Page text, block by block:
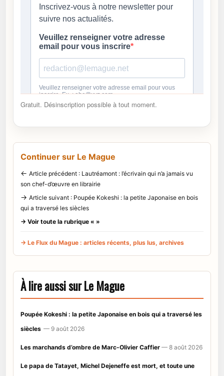
Gratuit. Désinscription possible à tout moment.
Continuer sur Le Mague
← Article précédent : Lautréamont : l’écrivain qui n’a jamais vu
son chef-d’œuvre en librairie
→ Article suivant : Poupée Kokeshi : la petite Japonaise en bois
qui a traversé les siècles
→ Voir toute la rubrique « »
→ Le Flux du Mague : articles récents, plus lus, archives
À lire aussi sur Le Mague
Poupée Kokeshi : la petite Japonaise en bois qui a traversé les
siècles — 9 août 2026
Les marchands d’ombre de Marc-Olivier Caffier — 8 août 2026
Le papa de Tatayet, Michel Dejeneffe est mort, et toute une